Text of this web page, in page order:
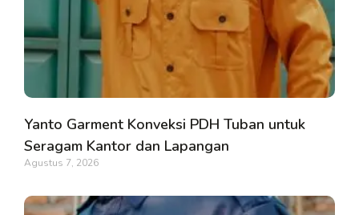
Yanto Garment Konveksi PDH Tuban untuk
Seragam Kantor dan Lapangan
Agustus 7, 2026